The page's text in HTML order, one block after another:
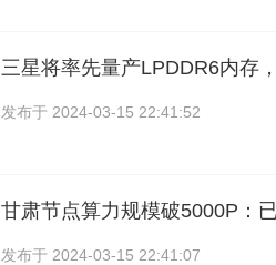
三星将率先量产LPDDR6内存
发布于 2024-03-15 22:41:52
甘肃节点算力规模破5000P：
发布于 2024-03-15 22:41:07